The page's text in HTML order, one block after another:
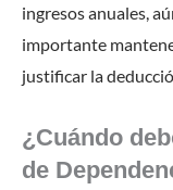
ingresos anuales,
importante
justificar la
¿Cuándo
de